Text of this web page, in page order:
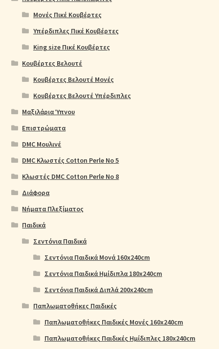
Μονές Πικέ Κουβέρτες
Υπέρδιπλες Πικέ Κουβέρτες
King size Πικέ Κουβέρτες
Κουβέρτες Βελουτέ
Κουβέρτες Βελουτέ Μονές
Κουβέρτες Βελουτέ Υπέρδιπλες
Μαξιλάρια Ύπνου
Επιστρώματα
DMC Μουλινέ
DMC Κλωστές Cotton Perle No 5
Κλωστές DMC Cotton Perle No 8
Διάφορα
Νήματα Πλεξίματος
Παιδικά
Σεντόνια Παιδικά
Σεντόνια Παιδικά Μονά 160x240cm
Σεντόνια Παιδικά Ημίδιπλα 180x240cm
Σεντόνια Παιδικά Διπλά 200x240cm
Παπλωματοθήκες Παιδικές
Παπλωματοθήκες Παιδικές Μονές 160x240cm
Παπλωματοθήκες Παιδικές Ημίδιπλες 180x240cm